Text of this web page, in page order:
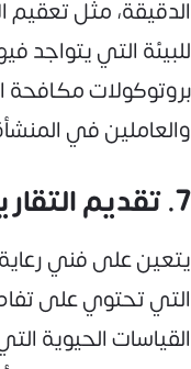
الدقيقة، مثل تعقيم
للبيئة التي يتواجد
بروتوكولات
والعاملين في
7. تقديم التقارير اليومية
يتعين على فني رعاية
التي تحتوي على
القياسات الحيوية